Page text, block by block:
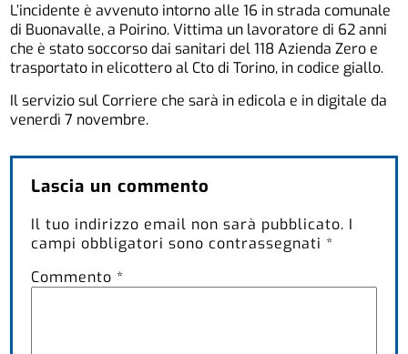
L’incidente è avvenuto intorno alle 16 in strada comunale
di Buonavalle, a Poirino. Vittima un lavoratore di 62 anni
che è stato soccorso dai sanitari del 118 Azienda Zero e
trasportato in elicottero al Cto di Torino, in codice giallo.
Il servizio sul Corriere che sarà in edicola e in digitale da
venerdì 7 novembre.
Lascia un commento
Il tuo indirizzo email non sarà pubblicato. I
campi obbligatori sono contrassegnati *
Commento *